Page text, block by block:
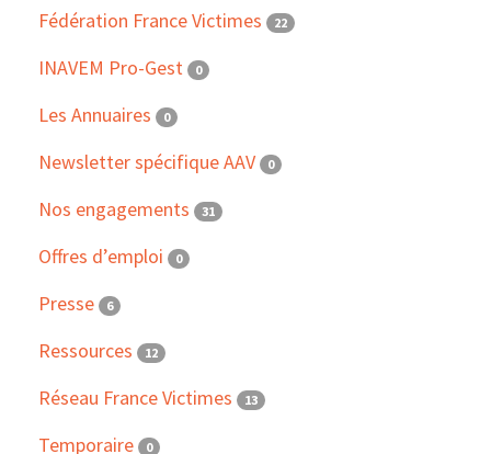
Fédération France Victimes 22
INAVEM Pro-Gest 0
Les Annuaires 0
Newsletter spécifique AAV 0
Nos engagements 31
Offres d’emploi 0
Presse 6
Ressources 12
Réseau France Victimes 13
Temporaire 0